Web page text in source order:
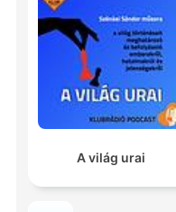
A világ urai